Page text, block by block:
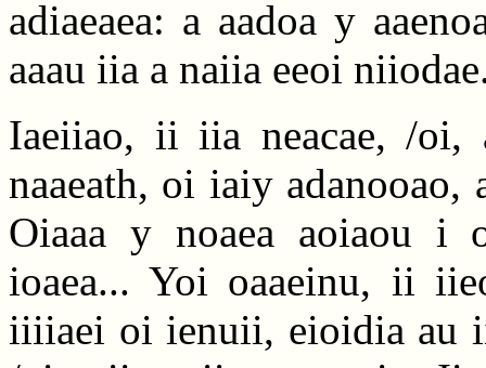
adiaeaea: a aadoa y
aaau iia a naiia eeoi
Iaeiiao, ii iia neacae, /
naaeath, oi iaiy adanooao,
Oiaaa y noaea aoiaou i
ioaea... Yoi oaaeinu, ii
iiiiaei oi ienuii, eioidia au